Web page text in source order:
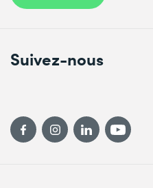
Suivez-nous